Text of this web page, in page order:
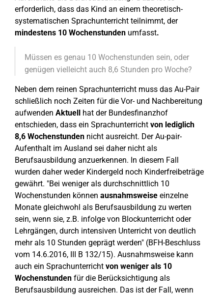
erforderlich, dass das Kind an einem theoretisch-
systematischen Sprachunterricht teilnimmt, der
mindestens 10 Wochenstunden umfasst.
Müssen es genau 10 Wochenstunden sein, oder
genügen vielleicht auch 8,6 Stunden pro Woche?
Neben dem reinen Sprachunterricht muss das Au-Pair
schließlich noch Zeiten für die Vor- und Nachbereitung
aufwenden Aktuell hat der Bundesfinanzhof
entschieden, dass ein Sprachunterricht von lediglich
8,6 Wochenstunden nicht ausreicht. Der Au-pair-
Aufenthalt im Ausland sei daher nicht als
Berufsausbildung anzuerkennen. In diesem Fall
wurden daher weder Kindergeld noch Kinderfreibeträge
gewährt. "Bei weniger als durchschnittlich 10
Wochenstunden können ausnahmsweise einzelne
Monate gleichwohl als Berufsausbildung zu werten
sein, wenn sie, z.B. infolge von Blockunterricht oder
Lehrgängen, durch intensiven Unterricht von deutlich
mehr als 10 Stunden geprägt werden" (BFH-Beschluss
vom 14.6.2016, III B 132/15). Ausnahmsweise kann
auch ein Sprachunterricht von weniger als 10
Wochenstunden für die Berücksichtigung als
Berufsausbildung ausreichen. Das ist der Fall, wenn